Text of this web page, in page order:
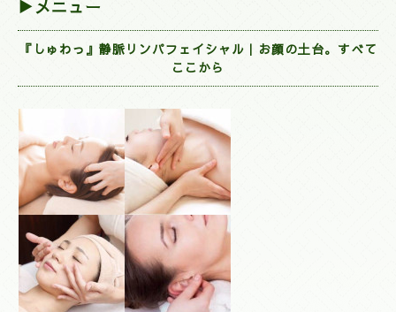
▶メニュー
『しゅわっ』静脈リンパフェイシャル｜お顔の土台。すべて
ここから